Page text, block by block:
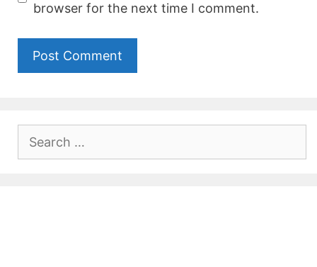
browser for the next time I comment.
Search
for: